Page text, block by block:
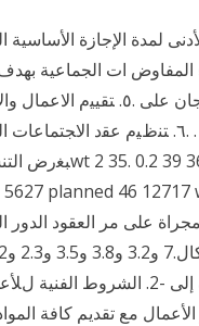
لإصلاح نظام المعاشات في
ﻟﺘﺴـﺤﻴﻥ. ﻤﺴﺘﻭﻯ ﺍﻻﺩﺍﺀ ﺍﻟﻰ ﺍﻟﻭﺯﻴﺭ .
إنجاز اﻷعمال مع تقديم